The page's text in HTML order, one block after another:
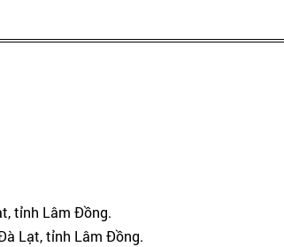
tỉnh Lâm Đồng.
Lạt, tỉnh Lâm Đồng.